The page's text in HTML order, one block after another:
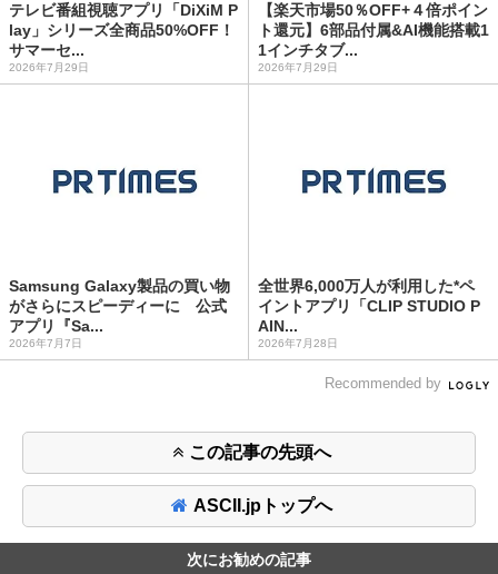
テレビ番組視聴アプリ「DiXiM P
lay」シリーズ全商品50%OFF！
サマーセ...
2026年7月29日
【楽天市場50％OFF+４倍ポイン
ト還元】6部品付属&AI機能搭載1
1インチタブ...
2026年7月29日
Samsung Galaxy製品の買い物
がさらにスピーディーに 公式
アプリ『Sa...
2026年7月7日
全世界6,000万人が利用した*ペ
イントアプリ「CLIP STUDIO P
AIN...
2026年7月28日
Recommended by
この記事の先頭へ
ASCII.jpトップへ
次にお勧めの記事